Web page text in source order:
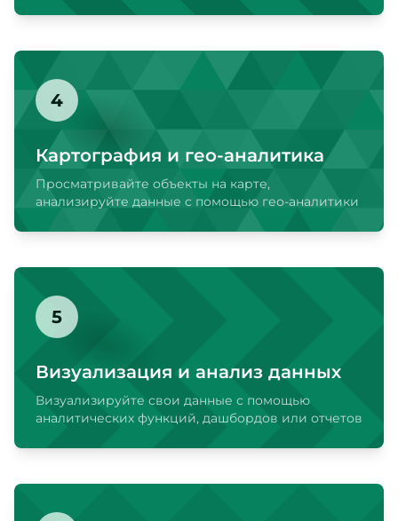
4
Картография и гео-аналитика
Просматривайте объекты на карте,
анализируйте данные с помощью гео-аналитики
5
Визуализация и анализ данных
Визуализируйте свои данные с помощью
аналитических функций, дашбордов или отчетов